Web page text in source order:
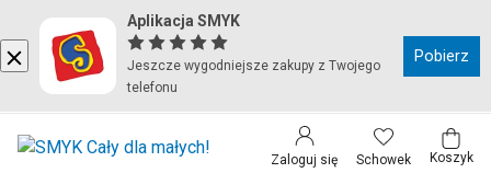
Aplikacja SMYK
Jeszcze wygodniejsze zakupy z Twojego
telefonu
Pobierz
Zaloguj się Schowek Koszyk
Kraj i język
Polska (Poland)